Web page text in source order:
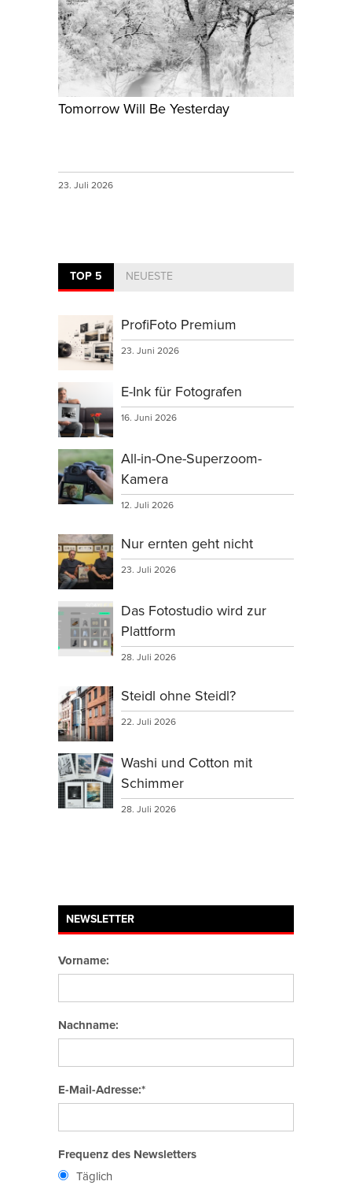
Tomorrow Will Be Yesterday
23. Juli 2026
TOP 5 NEUESTE
ProfiFoto Premium
23. Juni 2026
E-Ink für Fotografen
16. Juni 2026
All-in-One-Superzoom-
Kamera
12. Juli 2026
Nur ernten geht nicht
23. Juli 2026
Das Fotostudio wird zur
Plattform
28. Juli 2026
Steidl ohne Steidl?
22. Juli 2026
Washi und Cotton mit
Schimmer
28. Juli 2026
NEWSLETTER
Vorname:
Nachname:
E-Mail-Adresse:*
Frequenz des Newsletters
Täglich